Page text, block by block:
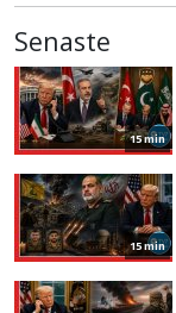
Senaste
15 min
15 min